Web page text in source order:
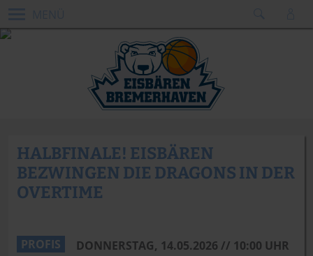
HALBFINALE! EISBÄREN
BEZWINGEN DIE DRAGONS IN DER
OVERTIME
PROFIS
DONNERSTAG, 14.05.2026 // 10:00 UHR